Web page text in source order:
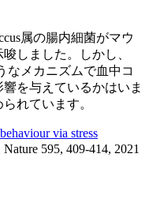
属の腸内細菌がマウ
しました。しかし、
なメカニズムで血中コ
を与えているかはいま
れています。
via stress
Nature 595, 409-414, 2021